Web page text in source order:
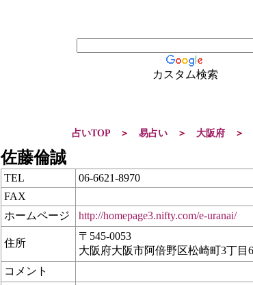
カスタム検索
占いTOP ＞ 易占い ＞ 大阪府 ＞
佐藤倫誠
TEL
06-6621-8970
FAX
ホームページ
http://homepage3.nifty.com/e-uranai/
住所
〒 545-0053
大阪府大阪市阿倍野区松崎町3丁目
コメント